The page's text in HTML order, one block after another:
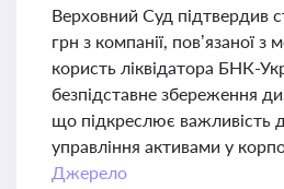
Верховний Суд підтвердив
грн з компанії, пов’язаної
користь ліквідатора БНК-
безпідставне збереження
що підкреслює важливість
управління активами у
Джерело